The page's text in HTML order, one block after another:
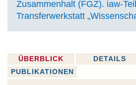
Zusammenhalt (FGZ). iaw-
Transferwerkstatt
ÜBERBLICK
DETAILS
PUBLIKATIONEN